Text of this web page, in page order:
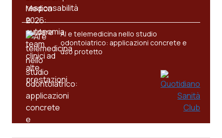
Tumore ovarico
Tumori del Polmone & Testa Collo
Tumori gastrointestinali
Ulcera & Reflusso
Vaccini
AI e telemedicina nello studio
odontoiatrico: applicazioni concrete e
uso protetto